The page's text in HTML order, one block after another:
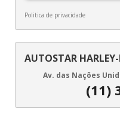
Politica de privacidade
AUTOSTAR
Av. das Nações
(11)